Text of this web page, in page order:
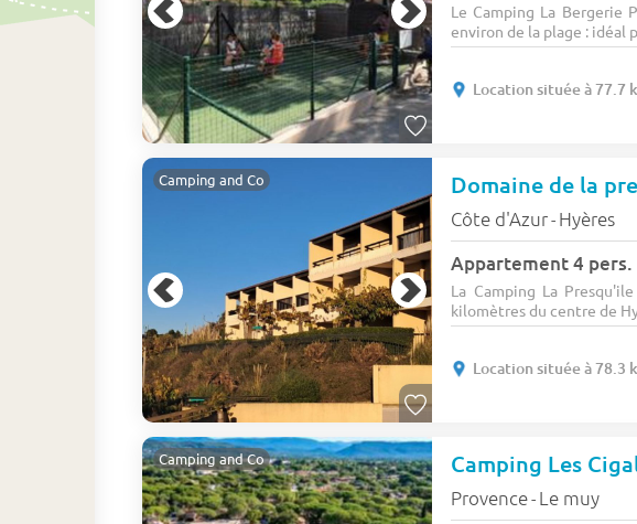
Le Camping La Bergerie
environ de la plage : idéal
Location située à 77.7
Camping and Co
Côte d'Azur- Hyères
Appartement 4 pers.
La Camping La
kilomètres du centre de
Location située à 78.3
Camping and Co Camping Les
Provence- Le muy